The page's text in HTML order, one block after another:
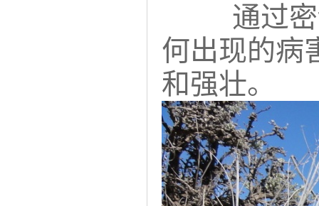
通过
何出现的病
和强壮。